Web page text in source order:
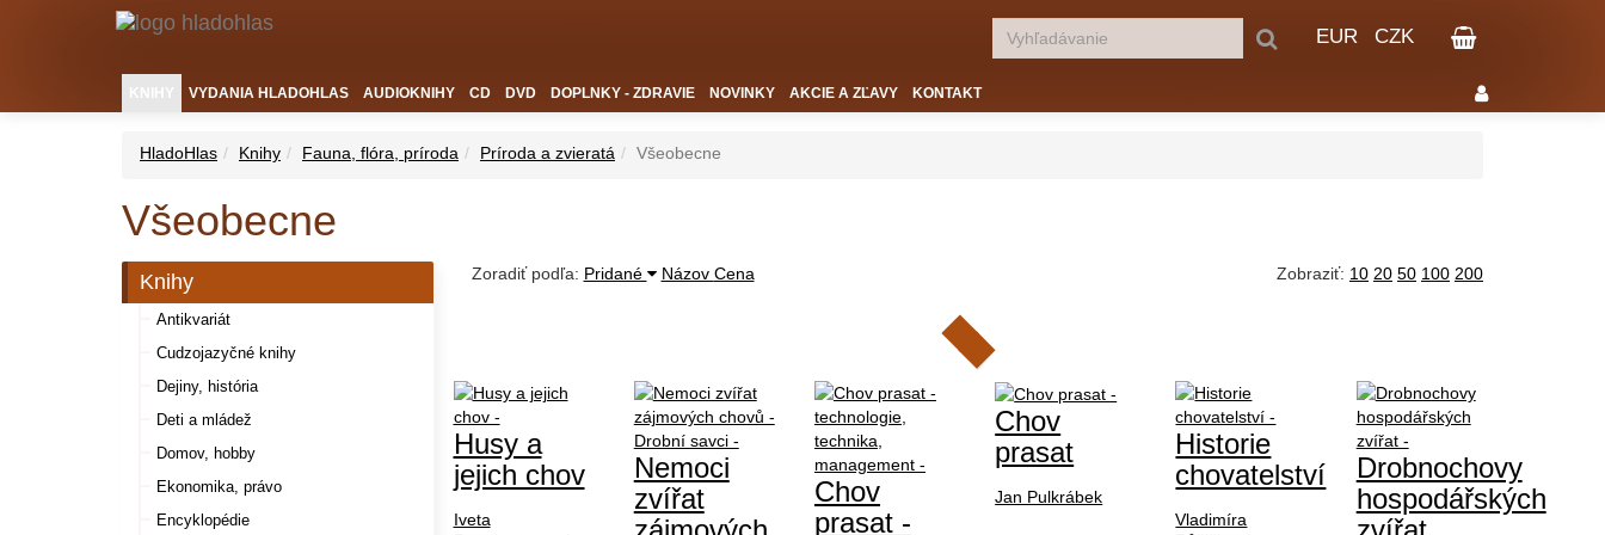
EUR CZK
KNIHY VYDANIA HLADOHLAS AUDIOKNIHY CD DVD DOPLNKY - ZDRAVIE NOVINKY AKCIE A ZĽAVY KONTAKT
HladoHlas Knihy Fauna, flóra, príroda Príroda a zvieratá Všeobecne
Všeobecne
Knihy
Antikvariát
Cudzojazyčné knihy
Dejiny, história
Deti a mládež
Domov, hobby
Ekonomika, právo
Encyklopédie
Zoradiť podľa: Pridané Názov Cena Zobraziť: 10 20 50 100 200
Husy a
jejich chov
Iveta
Nemoci
zvířat
Chov
prasat -
Chov
prasat
Jan Pulkrábek
Historie
chovatelství
Vladimíra
Drobnochovy
hospodářských